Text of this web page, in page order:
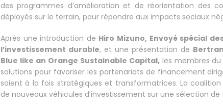
des programmes d’amélioration et de réorientation des
déployés sur le terrain, pour répondre aux impacts sociaux
Après une introduction de Hiro Mizuno, Envoyé spécial
l’investissement durable, et une présentation de
Blue like an Orange Sustainable Capital,les membres du
solutions pour favoriser les partenariats de financement
soient à la fois stratégiques et transformatrices. La
de nouveaux véhicules d’investissement sur une sélection